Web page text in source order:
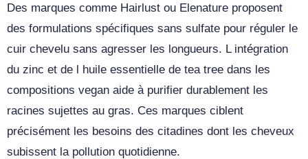
Des marques comme Hairlust ou Elenature proposent
des formulations spécifiques sans sulfate pour réguler le
cuir chevelu sans agresser les longueurs. L intégration
du zinc et de l huile essentielle de tea tree dans les
compositions vegan aide à purifier durablement les
racines sujettes au gras. Ces marques ciblent
précisément les besoins des citadines dont les cheveux
subissent la pollution quotidienne.